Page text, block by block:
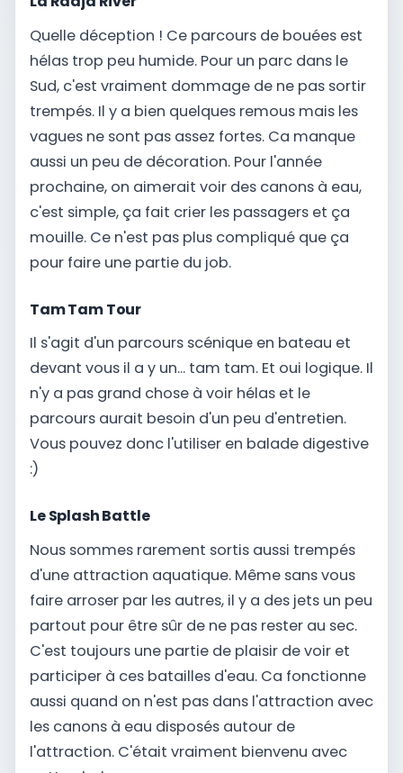
Quelle déception ! Ce parcours de bouées est
hélas trop peu humide. Pour un parc dans le
Sud, c'est vraiment dommage de ne pas sortir
trempés. Il y a bien quelques remous mais les
vagues ne sont pas assez fortes. Ca manque
aussi un peu de décoration. Pour l'année
prochaine, on aimerait voir des canons à eau,
c'est simple, ça fait crier les passagers et ça
mouille. Ce n'est pas plus compliqué que ça
pour faire une partie du job.
Tam Tam Tour
Il s'agit d'un parcours scénique en bateau et
devant vous il a y un... tam tam. Et oui logique. Il
n'y a pas grand chose à voir hélas et le
parcours aurait besoin d'un peu d'entretien.
Vous pouvez donc l'utiliser en balade digestive
:)
Le Splash Battle
Nous sommes rarement sortis aussi trempés
d'une attraction aquatique. Même sans vous
faire arroser par les autres, il y a des jets un peu
partout pour être sûr de ne pas rester au sec.
C'est toujours une partie de plaisir de voir et
participer à ces batailles d'eau. Ca fonctionne
aussi quand on n'est pas dans l'attraction avec
les canons à eau disposés autour de
l'attraction. C'était vraiment bienvenu avec